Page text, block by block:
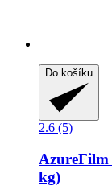
Do košíku
2.6 (5)
AzureFilm
kg)